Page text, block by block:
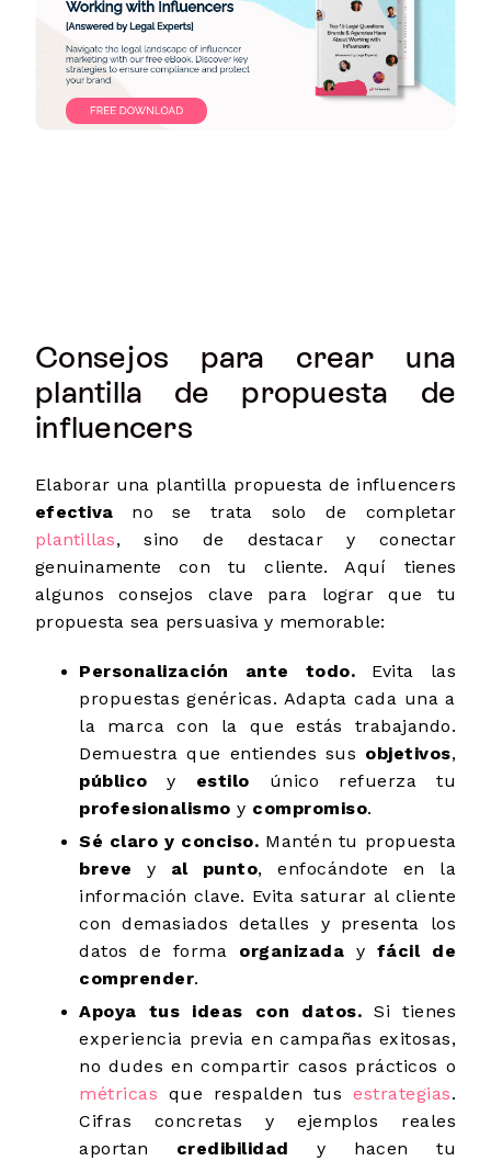
Consejos para crear una
plantilla de propuesta de
influencers
Elaborar una plantilla propuesta de influencers
efectiva no se trata solo de completar
plantillas, sino de destacar y conectar
genuinamente con tu cliente. Aquí tienes
algunos consejos clave para lograr que tu
propuesta sea persuasiva y memorable:
Personalización ante todo. Evita las
propuestas genéricas. Adapta cada una a
la marca con la que estás trabajando.
Demuestra que entiendes sus objetivos,
público y estilo único refuerza tu
profesionalismo y compromiso.
Sé claro y conciso. Mantén tu propuesta
breve y al punto, enfocándote en la
información clave. Evita saturar al cliente
con demasiados detalles y presenta los
datos de forma organizada y fácil de
comprender.
Apoya tus ideas con datos. Si tienes
experiencia previa en campañas exitosas,
no dudes en compartir casos prácticos o
métricas que respalden tus estrategias.
Cifras concretas y ejemplos reales
aportan credibilidad y hacen tu